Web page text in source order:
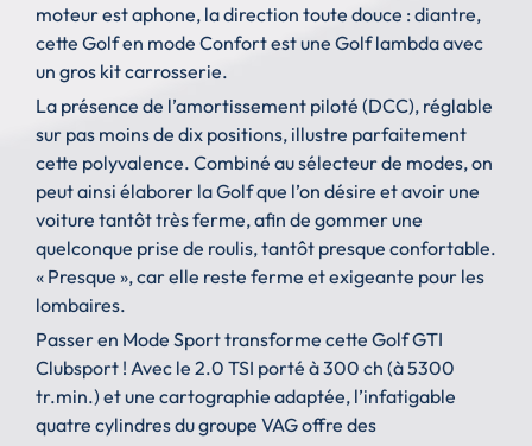
moteur est aphone, la direction toute douce : diantre,
cette Golf en mode Confort est une Golf lambda avec
un gros kit carrosserie.
La présence de l’amortissement piloté (DCC), réglable
sur pas moins de dix positions, illustre parfaitement
cette polyvalence. Combiné au sélecteur de modes, on
peut ainsi élaborer la Golf que l’on désire et avoir une
voiture tantôt très ferme, afin de gommer une
quelconque prise de roulis, tantôt presque confortable.
« Presque », car elle reste ferme et exigeante pour les
lombaires.
Passer en Mode Sport transforme cette Golf GTI
Clubsport ! Avec le 2.0 TSI porté à 300 ch (à 5300
tr.min.) et une cartographie adaptée, l’infatigable
quatre cylindres du groupe VAG offre des